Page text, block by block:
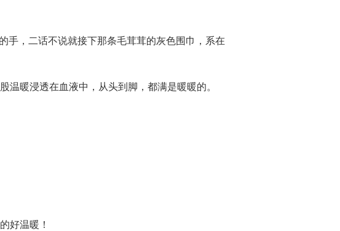
手，二话不说就接下那条毛茸茸的灰色围巾，系在
温暖浸透在血液中，从头到脚，都满是暖暖的。
好温暖！